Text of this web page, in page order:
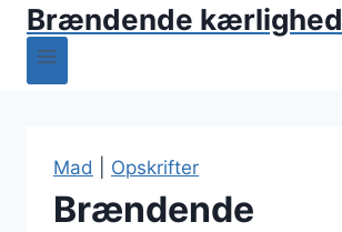
Brændende kærlighed
Mad Opskrifter
Brændende